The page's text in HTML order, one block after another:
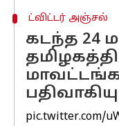
ட்விட்டர் அஞ்சல்
கடந்த 24
pic.twitter.com/